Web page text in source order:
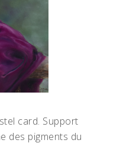
card. Support
des pigments du